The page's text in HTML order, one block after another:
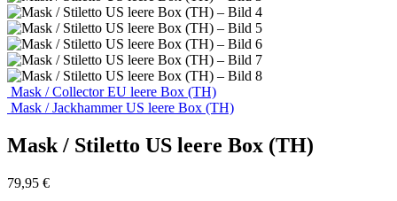
Mask / Collector EU leere Box (TH)
Mask / Jackhammer US leere Box (TH)
Mask / Stiletto US leere Box (TH)
79,95 €